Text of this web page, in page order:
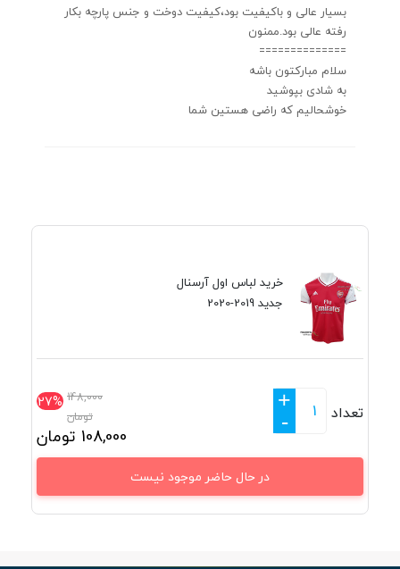
بسیار عالی و باکیفیت بود،کیفیت دوخت و جنس پارچه بکار
رفته عالی بود.ممنون
==============
سلام مبارکتون باشه
به شادی بپوشید
خوشحالیم که راضی هستین شما
خرید لباس اول آرسنال
جدید 2019-2020
27% 148,000
تومان
108,000 تومان
تعداد
+
-
در حال حاضر موجود نیست